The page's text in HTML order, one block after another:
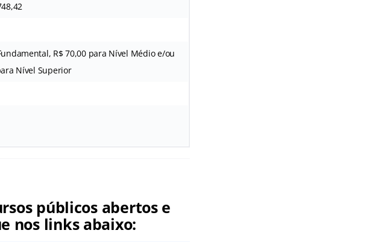
R$ 70,00 para Nível Médio e/ou
Nível Superior
públicos abertos e
nos links abaixo: